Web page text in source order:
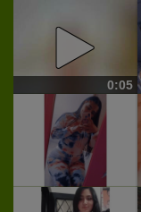
0:05